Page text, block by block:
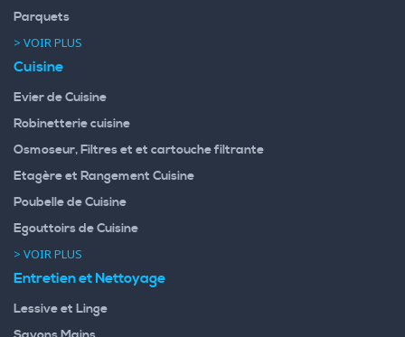
Parquets
> VOIR PLUS
Cuisine
Evier de Cuisine
Robinetterie cuisine
Osmoseur, Filtres et et cartouche filtrante
Etagère et Rangement Cuisine
Poubelle de Cuisine
Egouttoirs de Cuisine
> VOIR PLUS
Entretien et Nettoyage
Lessive et Linge